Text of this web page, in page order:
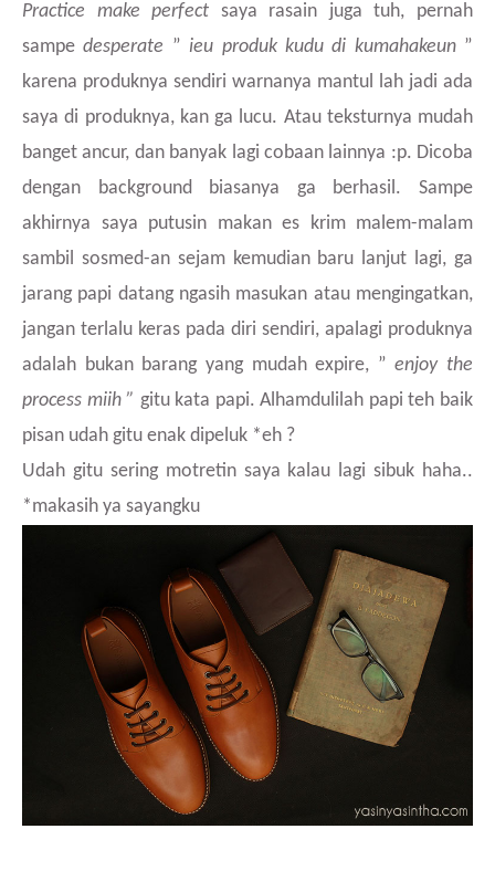
Practice make perfect saya rasain juga tuh, pernah
sampedesperate ” ieu produk kudu di kumahakeun”
karena produknya sendiri warnanya mantul lah jadi ada
saya di produknya, kan ga lucu. Atau teksturnya mudah
banget ancur, dan banyak lagi cobaan lainnya :p. Dicoba
dengan background biasanya ga berhasil. Sampe
akhirnya saya putusin makan es krim malem-malam
sambil sosmed-an sejam kemudian baru lanjut lagi, ga
jarang papi datang ngasih masukan atau mengingatkan,
jangan terlalu keras pada diri sendiri, apalagi produknya
adalah bukan barang yang mudah expire, ”enjoy the
process miih ” gitu kata papi. Alhamdulilah papi teh baik
pisan udah gitu enak dipeluk *eh ?
Udah gitu sering motretin saya kalau lagi sibuk haha..
*makasih ya sayangku